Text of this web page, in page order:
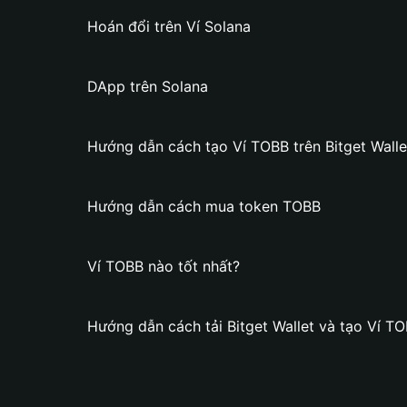
Hoán đổi trên Ví Solana
DApp trên Solana
Hướng dẫn cách tạo Ví TOBB trên Bitget
Hướng dẫn cách mua token TOBB
Ví TOBB nào tốt nhất?
Hướng dẫn cách tải Bitget Wallet và tạo Ví